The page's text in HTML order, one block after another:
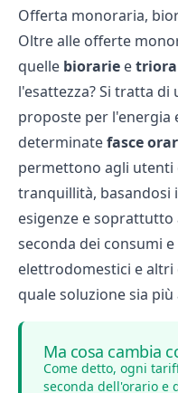
Offerta monoraria,
Oltre alle offerte
quelle biorarie e
l'esattezza? Si tratta di
proposte per l'energia
determinatefasce
permettono agli utenti
tranquillità,
esigenze e soprattutto
seconda dei consumi
elettrodomestici e altri
quale soluzione sia più
Ma cosa cambia
Come detto, ogni
seconda dell'orario e